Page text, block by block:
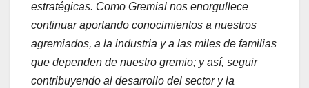
estratégicas. Como Gremial nos enorgullece
continuar aportando conocimientos a nuestros
agremiados, a la industria y a las miles de familias
que dependen de nuestro gremio; y así, seguir
contribuyendo al desarrollo del sector y la